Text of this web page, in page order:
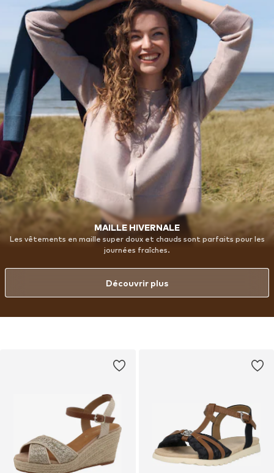
MAILLE HIVERNALE
Les vêtements en maille super doux et chauds sont parfaits pour les
journées fraîches.
Découvrir plus